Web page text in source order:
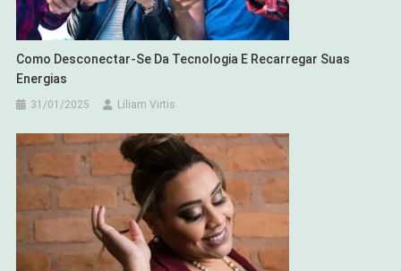
Como Desconectar-Se Da Tecnologia E Recarregar Suas
Energias
31/01/2025 Liliam Virtis